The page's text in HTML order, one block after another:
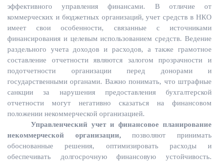
эффективного управления финансами. В отличие от
коммерческих и бюджетных организаций, учет средств в НКО
имеет свои особенности, связанные с источниками
финансирования и целевым использованием средств. Ведение
раздельного учета доходов и расходов, а также грамотное
составление отчетности являются залогом прозрачности и
подотчетности организации перед донорами и
государственными органами. Важно понимать, что штрафные
санкции за нарушения предоставления бухгалтерской
отчетности могут негативно сказаться на финансовом
положении некоммерческой организацией.
Управленческий учет и финансовое планирование
некоммерческой организации, позволяют принимать
обоснованные решения, оптимизировать расходы и
обеспечивать долгосрочную финансовую устойчивость.